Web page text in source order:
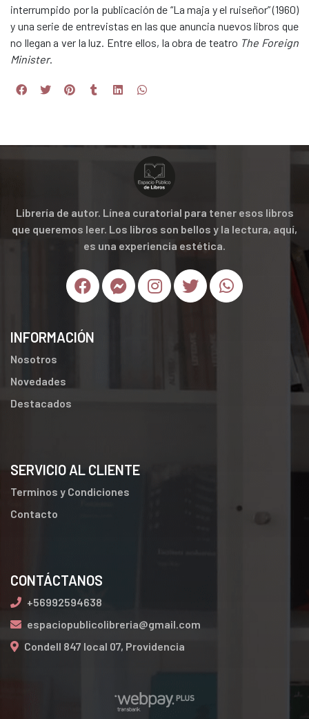
interrumpido por la publicación de “La maja y el ruiseñor” (1960)
y una serie de entrevistas en las que anuncia nuevos libros que
no llegan a ver la luz. Entre ellos, la obra de teatro The Foreign
Minister.
Librería de autor. Línea curatorial para tener esos libros
que queremos leer. Los libros son bellos y la lectura, aquí,
es una experiencia estética.
INFORMACIÓN
Nosotros
Novedades
Destacados
SERVICIO AL CLIENTE
Terminos y Condiciones
Contacto
CONTÁCTANOS
+56992594638
espaciopublicolibreria@gmail.com
Condell 847 local 07, Providencia